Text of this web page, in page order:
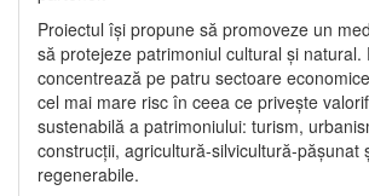
Proiectul își propune să promoveze un
să protejeze patrimoniul cultural și natural.
concentrează pe patru sectoare
cel mai mare risc în ceea ce privește
sustenabilă a patrimoniului: turism,
construcții, agricultură-silvicultură-pășunat
regenerabile.